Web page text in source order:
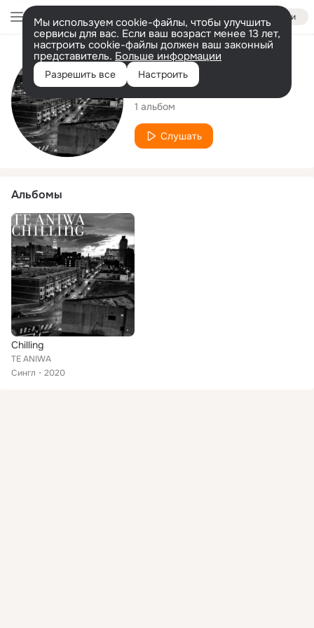
Войти
Мы используем cookie-файлы, чтобы улучшить
сервисы для вас. Если ваш возраст менее 13 лет,
настроить cookie-файлы должен ваш законный
представитель. Больше информации
Разрешить все Настроить
Исполнитель
TE ANIWA
1 альбом
Слушать
Альбомы
Chilling
TE ANIWA
Сингл
2020